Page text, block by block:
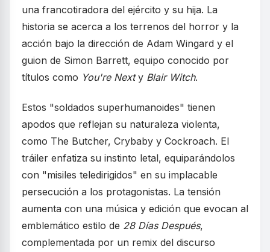
una francotiradora del ejército y su hija. La
historia se acerca a los terrenos del horror y la
acción bajo la dirección de Adam Wingard y el
guion de Simon Barrett, equipo conocido por
títulos como You're Nexty Blair Witch.
Estos "soldados superhumanoides" tienen
apodos que reflejan su naturaleza violenta,
como The Butcher, Crybaby y Cockroach. El
tráiler enfatiza su instinto letal, equiparándolos
con "misiles teledirigidos" en su implacable
persecución a los protagonistas. La tensión
aumenta con una música y edición que evocan al
emblemático estilo de 28 Días Después,
complementada por un remix del discurso